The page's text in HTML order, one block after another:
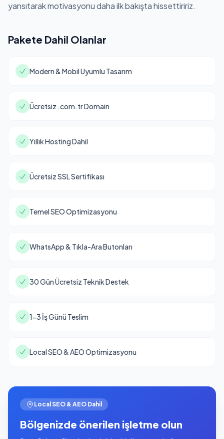
yansıtarak motivasyonu daha ilk bakışta hissettiririz.
Pakete Dahil Olanlar
Modern & Mobil Uyumlu Tasarım
Ücretsiz .com.tr Domain
Yıllık Hosting Dahil
Ücretsiz SSL Sertifikası
Temel SEO Optimizasyonu
WhatsApp & Tıkla-Ara Butonları
30 Gün Ücretsiz Teknik Destek
1-3 İş Günü Teslim
Local SEO & AEO Optimizasyonu
Local SEO & AEO Dahil
Bölgenizde önerilen işletme olun